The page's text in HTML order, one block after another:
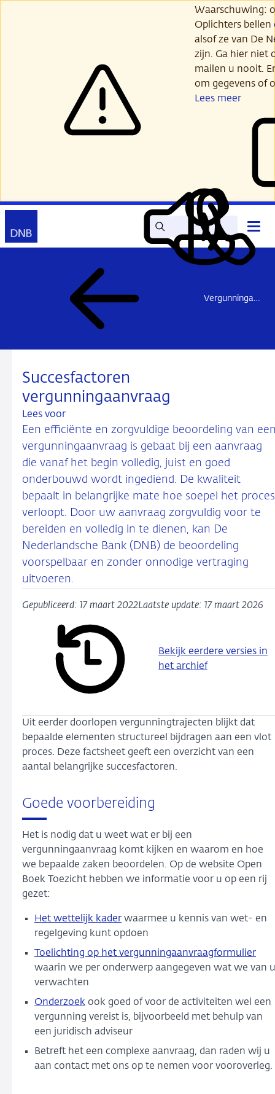
Waarschuwing:
Oplichters
alsof ze van De
zijn. Ga hier niet
mailen u nooit.
om gegevens of
Lees meer
Zoek Lees
voor
Mijn
DNB
Contact
Vergunningaanvraag betaaldiensten – overzichtspagina
Succesfactoren
vergunningaanvraag
Lees voor
Een efficiënte en zorgvuldige beoordeling van
vergunningaanvraag is gebaat bij een aanvraag
die vanaf het begin volledig, juist en goed
onderbouwd wordt ingediend. De kwaliteit
bepaalt in belangrijke mate hoe soepel het proces
verloopt. Door uw aanvraag zorgvuldig voor te
bereiden en volledig in te dienen, kan De
Nederlandsche Bank (DNB) de beoordeling
voorspelbaar en zonder onnodige vertraging
uitvoeren.
Gepubliceerd: 17 maart 2022Laatste update: 17 maart 2026
Bekijk eerdere versies in
het archief
Uit eerder doorlopen vergunningtrajecten blijkt dat
bepaalde elementen structureel bijdragen aan een vlot
proces. Deze factsheet geeft een overzicht van een
aantal belangrijke succesfactoren.
Goede voorbereiding
Het is nodig dat u weet wat er bij een
vergunningaanvraag komt kijken en waarom en hoe
we bepaalde zaken beoordelen. Op de website Open
Boek Toezicht hebben we informatie voor u op een rij
gezet:
Het wettelijk kader waarmee u kennis van wet- en
regelgeving kunt opdoen
Toelichting op het vergunningaanvraagformulier
waarin we per onderwerp aangegeven wat we van u
verwachten
Onderzoek ook goed of voor de activiteiten wel een
vergunning vereist is, bijvoorbeeld met behulp van
een juridisch adviseur
Betreft het een complexe aanvraag, dan raden wij u
aan contact met ons op te nemen voor vooroverleg.